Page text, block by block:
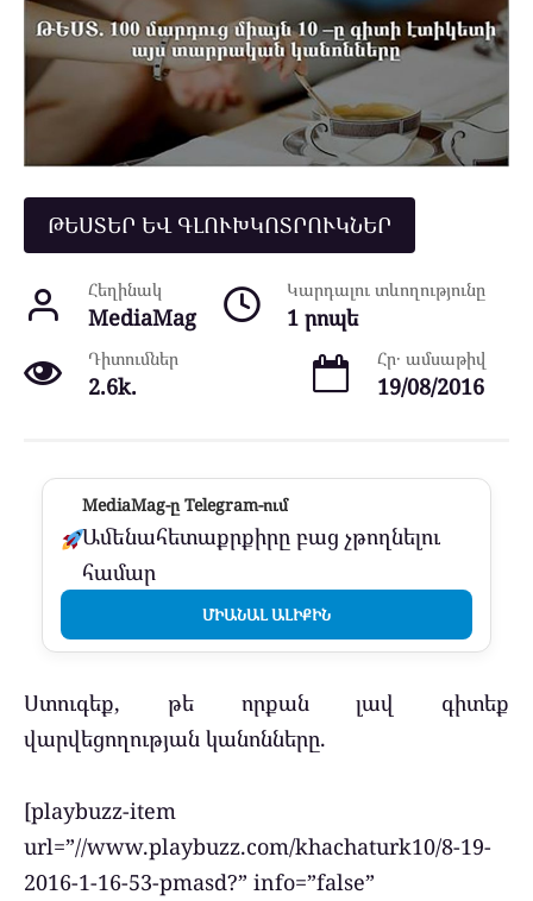
ԹԵՍՏԵՐ ԵՎ ԳԼՈՒԽԿՈՏՐՈՒԿՆԵՐ
Հեղինակ
MediaMag
Կարդալու տևողությունը
1 րոպե
Դիտումներ
2.6k.
Հր․ ամսաթիվ
19/08/2016
MediaMag-ը Telegram-ում
Ամենահետաքրքիրը բաց չթողնելու
համար
ՄԻԱՆԱԼ ԱԼԻՔԻՆ
Ստուգեք, թե որքան լավ գիտեք
վարվեցողության կանոնները.
[playbuzz-item
url=”//www.playbuzz.com/khachaturk10/8-19-
2016-1-16-53-pmasd?” info=”false”